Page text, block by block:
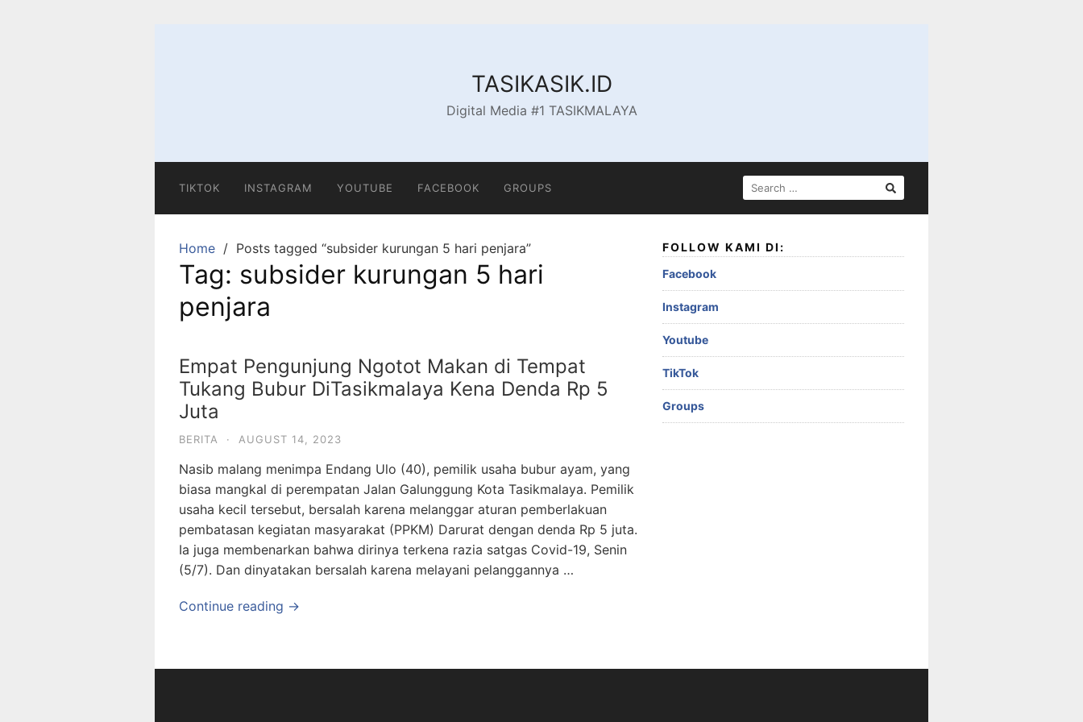
TASIKASIK.ID
Digital Media #1 TASIKMALAYA
TIKTOK INSTAGRAM YOUTUBE FACEBOOK GROUPS
SEARCH
FOR:
Home Posts tagged “subsider kurungan 5 hari penjara”
Tag: subsider kurungan 5 hari
penjara
Empat Pengunjung Ngotot Makan di Tempat
Tukang Bubur DiTasikmalaya Kena Denda Rp 5
Juta
BERITA · AUGUST 14, 2023
Nasib malang menimpa Endang Ulo (40), pemilik usaha bubur ayam, yang
biasa mangkal di perempatan Jalan Galunggung Kota Tasikmalaya. Pemilik
usaha kecil tersebut, bersalah karena melanggar aturan pemberlakuan
pembatasan kegiatan masyarakat (PPKM) Darurat dengan denda Rp 5 juta.
Ia juga membenarkan bahwa dirinya terkena razia satgas Covid-19, Senin
(5/7). Dan dinyatakan bersalah karena melayani pelanggannya …
Continue reading →
FOLLOW KAMI DI:
Facebook
Instagram
Youtube
TikTok
Groups